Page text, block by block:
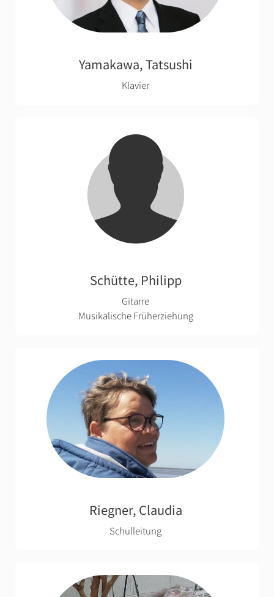
Yamakawa, Tatsushi
Klavier
Schütte, Philipp
Gitarre
Musikalische Früherziehung
Riegner, Claudia
Schulleitung